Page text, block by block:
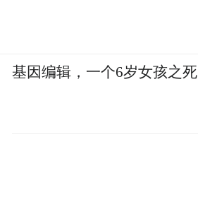
基因编辑，一个6岁女孩之死